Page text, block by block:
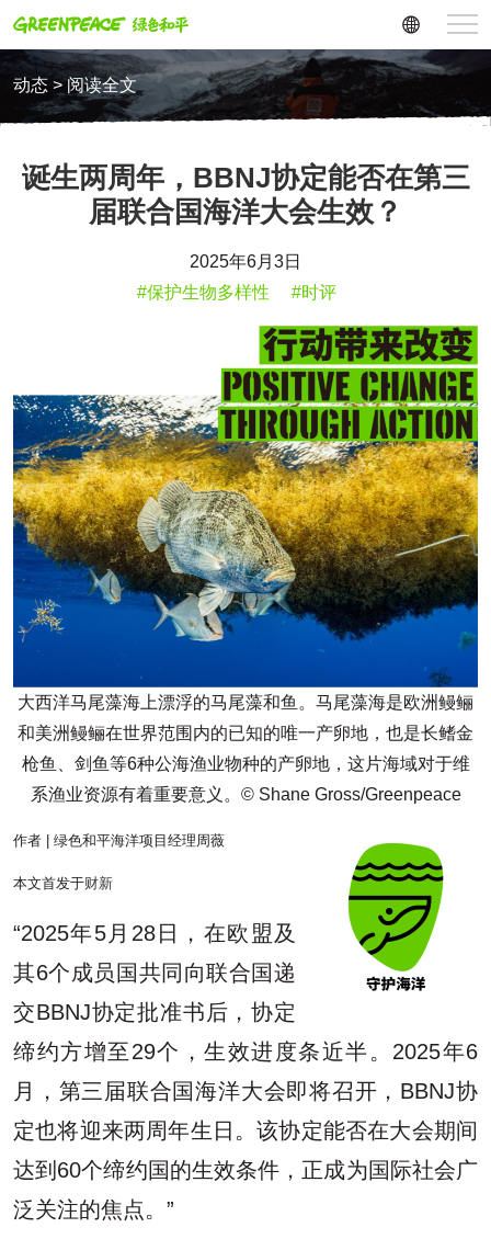
动态 > 阅读全文
诞生两周年，BBNJ协定能否在第三
届联合国海洋大会生效？
2025年6月3日
#保护生物多样性
#时评
大西洋马尾藻海上漂浮的马尾藻和鱼。马尾藻海是欧洲鳗鲡
和美洲鳗鲡在世界范围内的已知的唯一产卵地，也是长鳍金
枪鱼、剑鱼等6种公海渔业物种的产卵地，这片海域对于维
系渔业资源有着重要意义。© Shane Gross/Greenpeace
作者 | 绿色和平海洋项目经理周薇
本文首发于财新
“2025年5月28日，在欧盟及
其6个成员国共同向联合国递
交BBNJ协定批准书后，协定
缔约方增至29个，生效进度条近半。2025年6
月，第三届联合国海洋大会即将召开，BBNJ协
定也将迎来两周年生日。该协定能否在大会期间
达到60个缔约国的生效条件，正成为国际社会广
泛关注的焦点。”